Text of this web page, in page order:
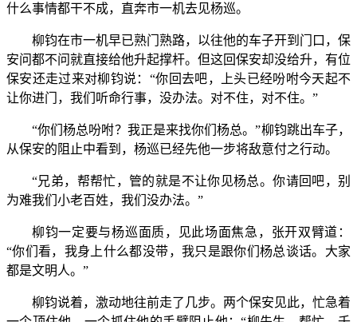
什么事情都干不成，直奔市一机去见杨巡。
柳钧在市一机早已熟门熟路，以往他的车子开到门口，保
安问都不问就直接给他升起撑杆。但这回保安却没给升，有位
保安还走过来对柳钧说：“你回去吧，上头已经吩咐今天起不
让你进门，我们听命行事，没办法。对不住，对不住。”
“你们杨总吩咐？我正是来找你们杨总。”柳钧跳出车子，
从保安的阻止中看到，杨巡已经先他一步将敌意付之行动。
“兄弟，帮帮忙，管的就是不让你见杨总。你请回吧，别
为难我们小老百姓，我们没办法。”
柳钧一定要与杨巡面质，见此场面焦急，张开双臂道：
“你们看，我身上什么都没带，我只是跟你们杨总谈话。大家
都是文明人。”
柳钧说着，激动地往前走了几步。两个保安见此，忙急着